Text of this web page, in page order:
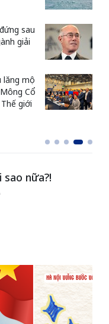
sau
giải
lăng mộ
Cổ
giới
sao nữa?!